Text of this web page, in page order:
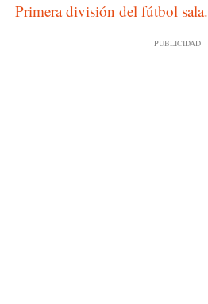
Primera división del fútbol sala.